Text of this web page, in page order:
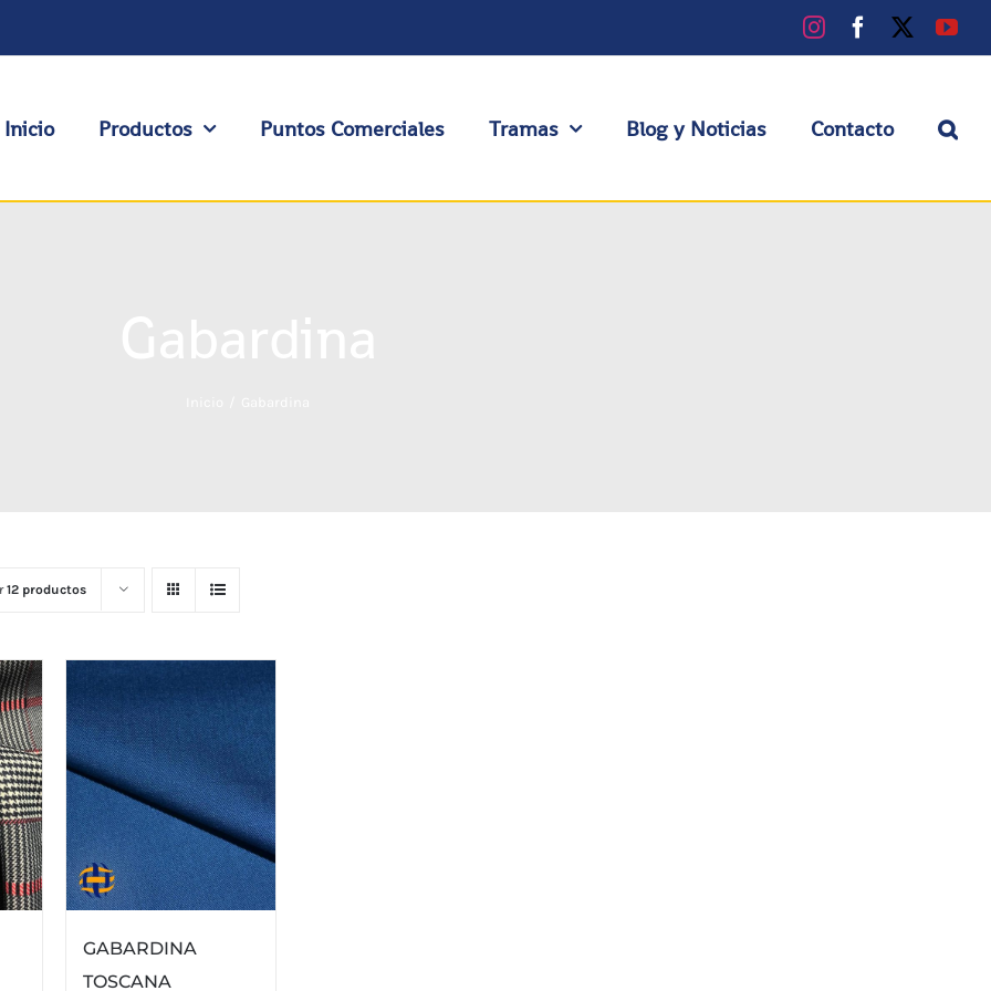
InstagramFacebook
Inicio Productos Puntos Comerciales Tramas Blog y Noticias Contacto
12 productos
GABARDINA
TOSCANA